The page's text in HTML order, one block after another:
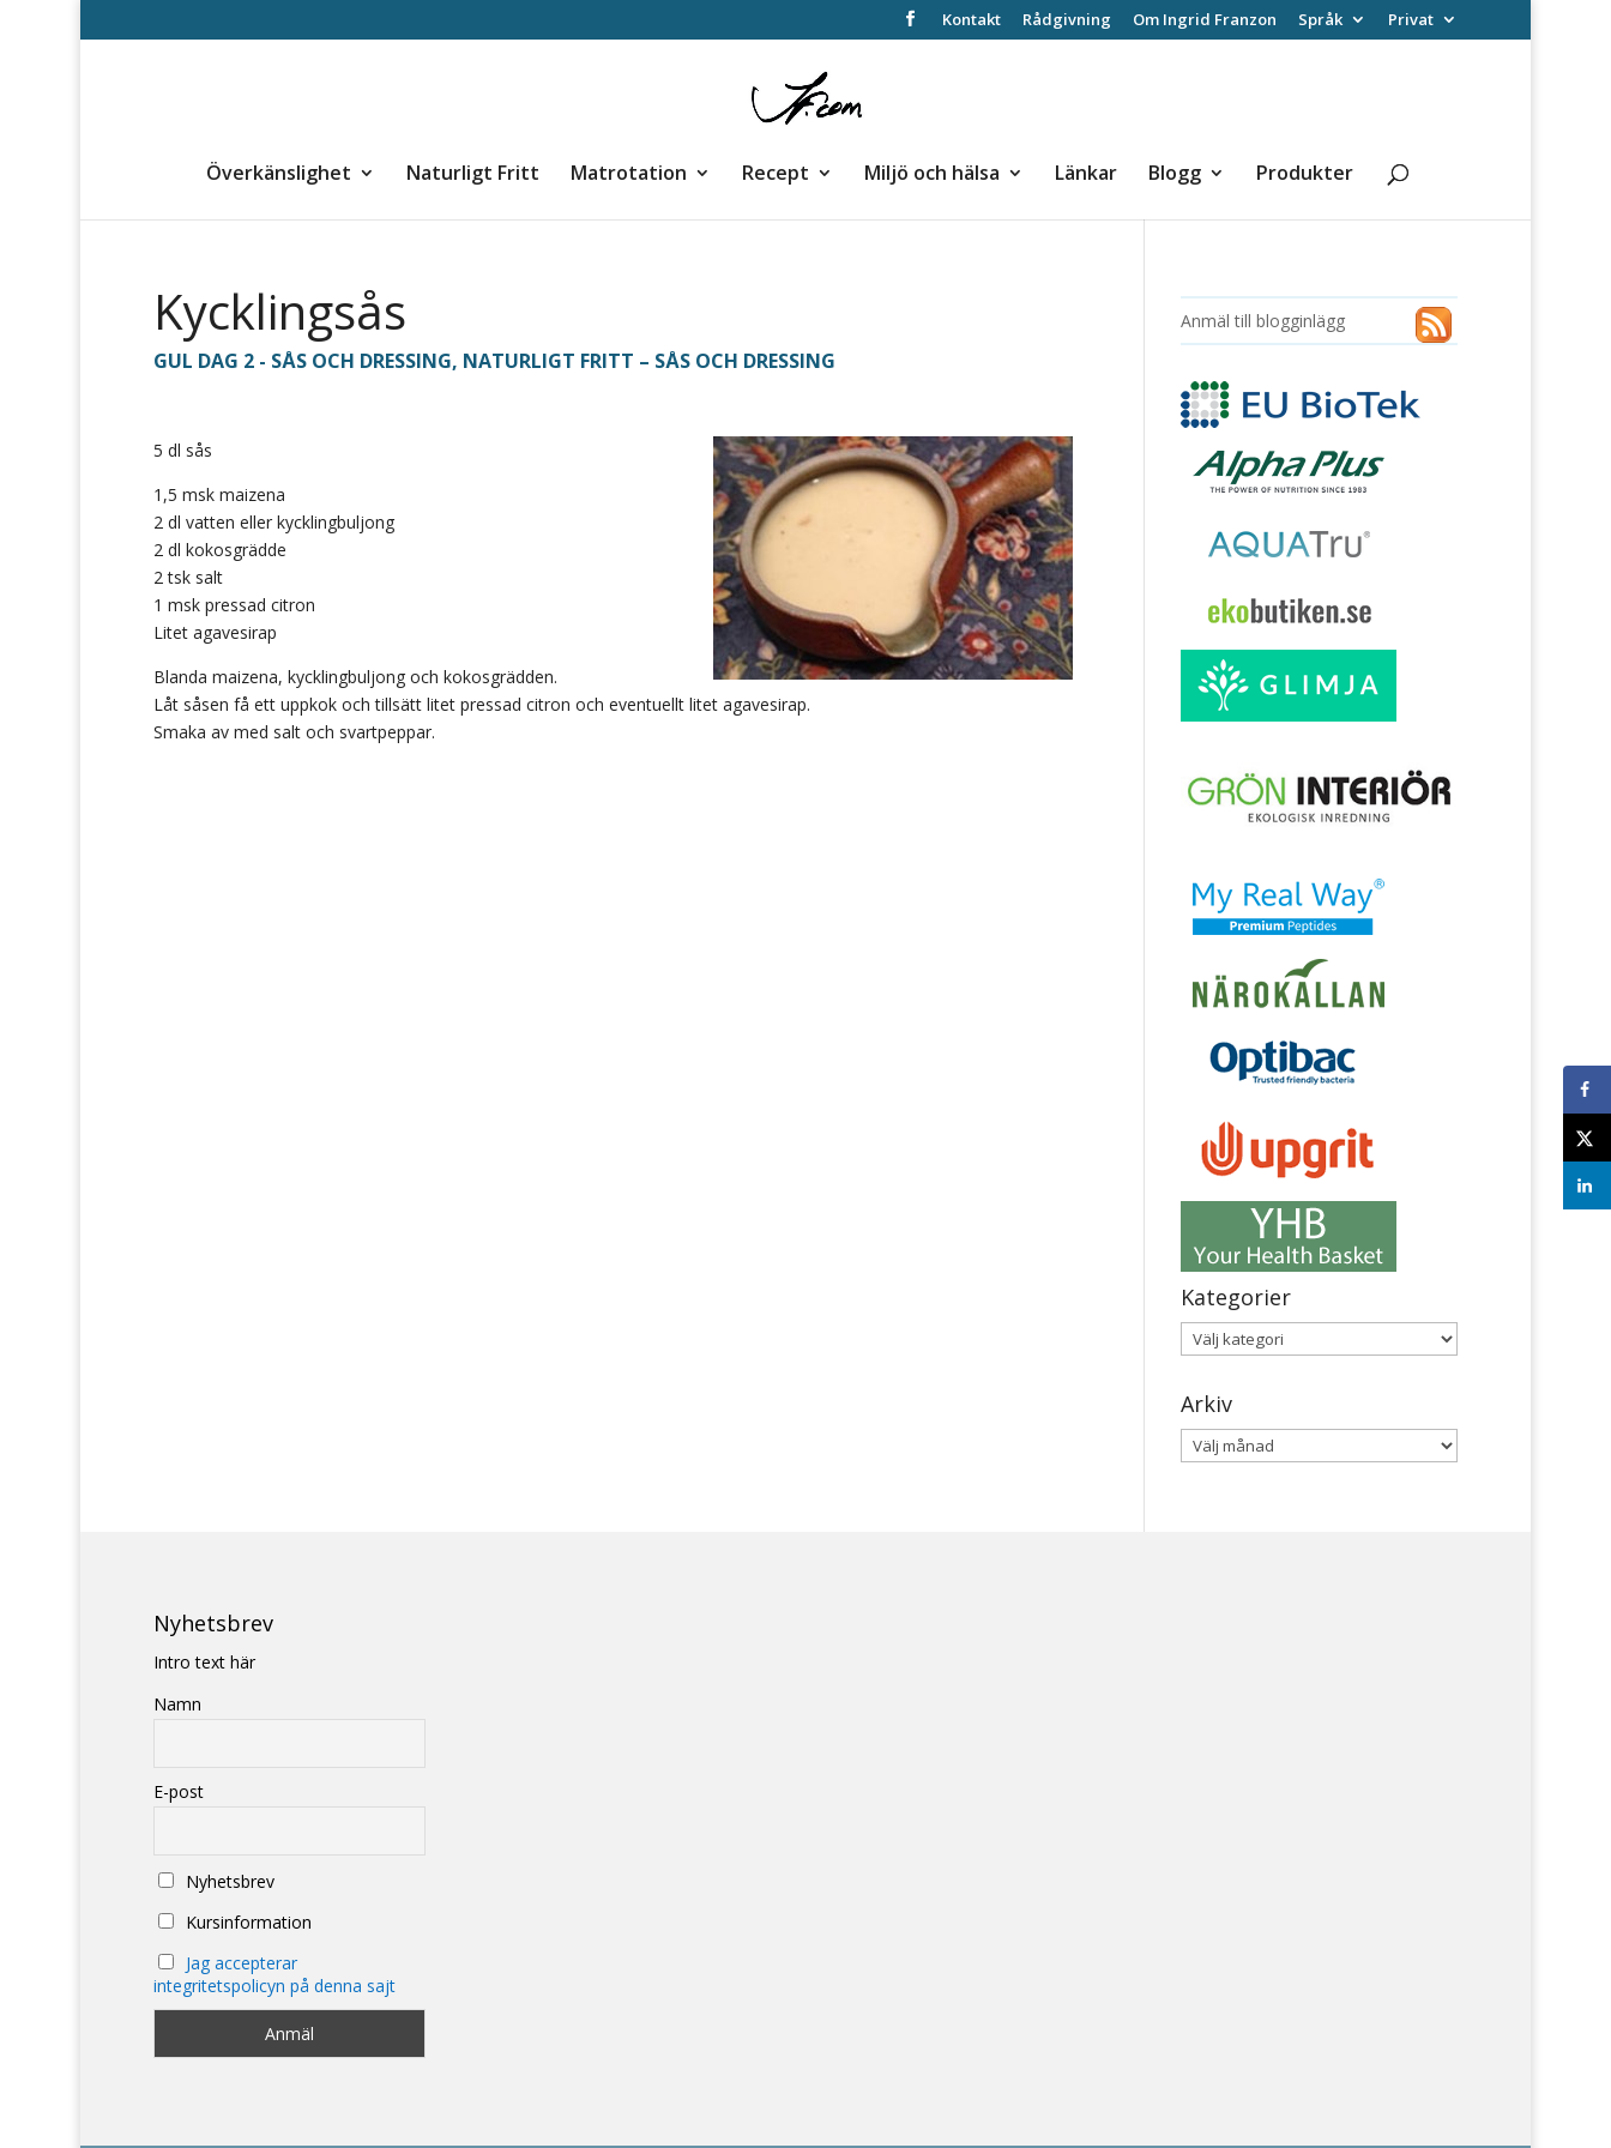
Kontakt Rådgivning Om Ingrid Franzon Språk Privat
Överkänslighet Naturligt Fritt Matrotation Recept Miljö och hälsa Länkar Blogg Produkter
Kycklingsås
GUL DAG 2 - SÅS OCH DRESSING, NATURLIGT FRITT – SÅS OCH DRESSING
5 dl sås
1,5 msk maizena
2 dl vatten eller kycklingbuljong
2 dl kokosgrädde
2 tsk salt
1 msk pressad citron
Litet agavesirap
Blanda maizena, kycklingbuljong och kokosgrädden.
Låt såsen få ett uppkok och tillsätt litet pressad citron och eventuellt litet agavesirap.
Smaka av med salt och svartpeppar.
Anmäl till blogginlägg
Kategorier
Kategorier
Arkiv
Arkiv
Nyhetsbrev
Intro text här
Namn
E-post
Nyhetsbrev
Kursinformation
Jag accepterar
integritetspolicyn på denna sajt